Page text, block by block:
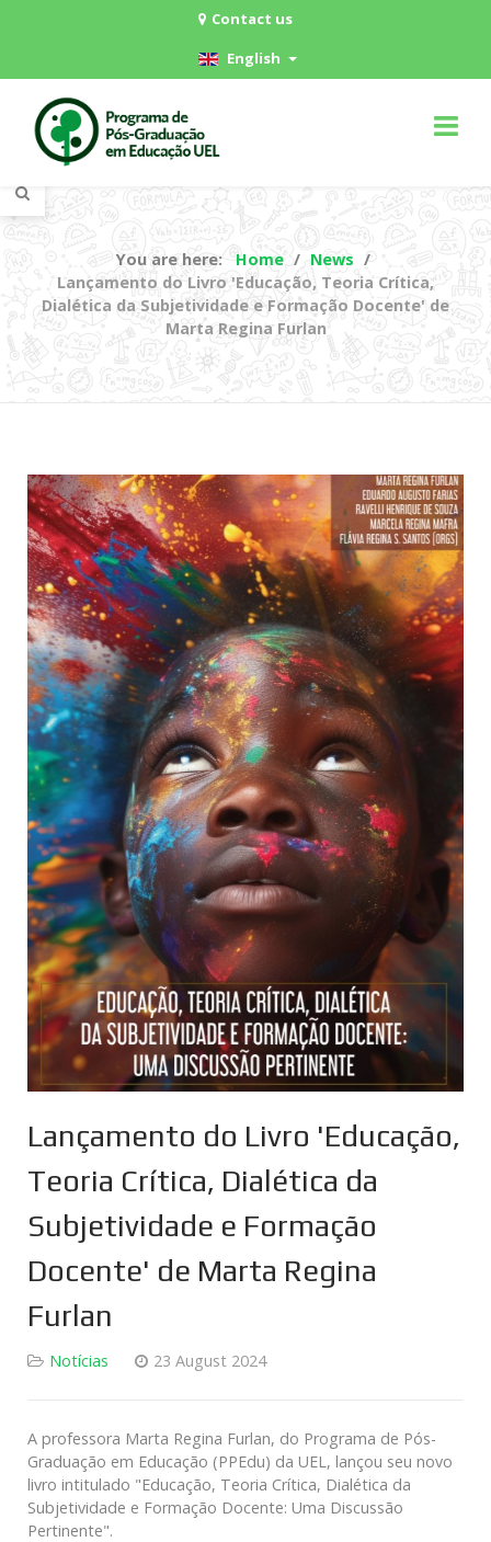
Contact us
English
You are here: Home
News
Lançamento do Livro 'Educação, Teoria Crítica,
Dialética da Subjetividade e Formação Docente' de
Marta Regina Furlan
Lançamento do Livro 'Educação,
Teoria Crítica, Dialética da
Subjetividade e Formação
Docente' de Marta Regina
Furlan
Notícias 23 August 2024
A professora Marta Regina Furlan, do Programa de Pós-
Graduação em Educação (PPEdu) da UEL, lançou seu novo
livro intitulado "Educação, Teoria Crítica, Dialética da
Subjetividade e Formação Docente: Uma Discussão
Pertinente".